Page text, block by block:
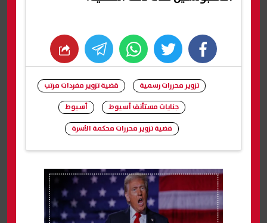
facebook
twitter
whats
تزوير محررات رسمية
قضية تزوير مفردات مرتب
جنايات مستأنف أسيوط
أسيوط
قضية تزوير محررات محكمة الأسرة